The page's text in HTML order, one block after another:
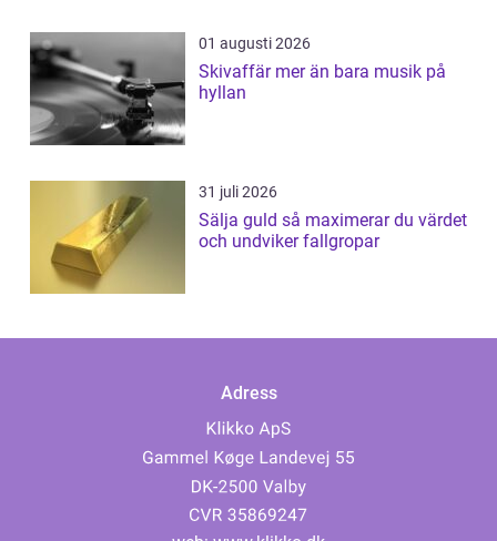
01 augusti 2026
Skivaffär mer än bara musik på
hyllan
31 juli 2026
Sälja guld så maximerar du värdet
och undviker fallgropar
Adress